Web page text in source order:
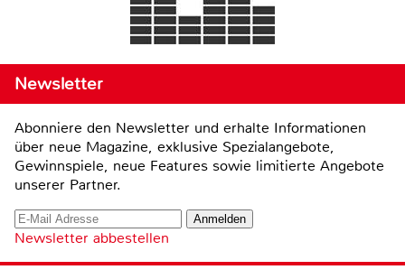
Newsletter
Abonniere den Newsletter und erhalte Informationen
über neue Magazine, exklusive Spezialangebote,
Gewinnspiele, neue Features sowie limitierte Angebote
unserer Partner.
Newsletter abbestellen